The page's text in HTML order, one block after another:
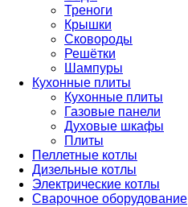
Треноги
Крышки
Сковороды
Решётки
Шампуры
Кухонные плиты
Кухонные плиты
Газовые панели
Духовые шкафы
Плиты
Пеллетные котлы
Дизельные котлы
Электрические котлы
Сварочное оборудование